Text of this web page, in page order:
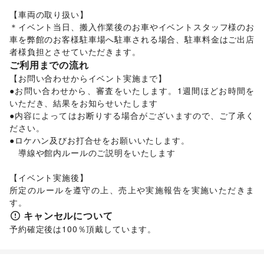
ベビー用品/ランドセル
子供向け教室・レッスン/塾・家庭教師/おもちゃ・絵本/
その他子育て・教育
美容・健康・医療
ジム・フィットネス
美容・コスメ・香水 /ヘアケア・シャンプー
ヘアサロン・ネイルサロン/ マッサージ・整体/
エステ・美容サービス/健康食品・サプリメント/
女性用品・フェムテック/ コンタクトレンズ/医療・医薬品
/その他美容・健康
エンタメ・ガジェット
PC・スマートフォン /スマホアクセサリー/
ゲーム/アニメ コミック・マンガ/ アイドル・芸能人
Webメディア・アプリ
音楽・ライブ /演劇/占い 公営競技・宝くじ/
その他エンタメ・ガジェット
アート・デザイン
絵画・書/写真・イラストレーション
【車両の取り扱い】
＊イベント当日、搬入作業後のお車やイベントスタッフ様のお
車を弊館のお客様駐車場へ駐車される場合、駐車料金はご出店
者様負担とさせていただきます。
ご利用までの流れ
【お問い合わせからイベント実施まで】
●お問い合わせから、審査をいたします。1週間ほどお時間を
いただき、結果をお知らせいたします
●内容によってはお断りする場合がございますので、ご了承く
ださい。
●ロケハン及びお打合せをお願いいたします。
導線や館内ルールのご説明をいたします
【イベント実施後】
所定のルールを遵守の上、売上や実施報告を実施いただきま
す。
キャンセルについて
予約確定後は100％頂戴しています。